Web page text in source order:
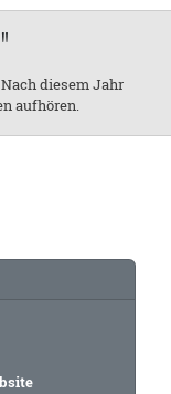
diesem Jahr
aufhören.